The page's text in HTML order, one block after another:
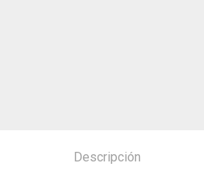
Descripción